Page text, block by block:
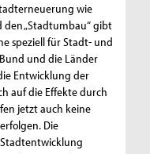
wie
den „Stadtumbau“ gibt
speziell für Stadt- und
und die Länder
Entwicklung der
auf die Effekte durch
jetzt auch keine
Die